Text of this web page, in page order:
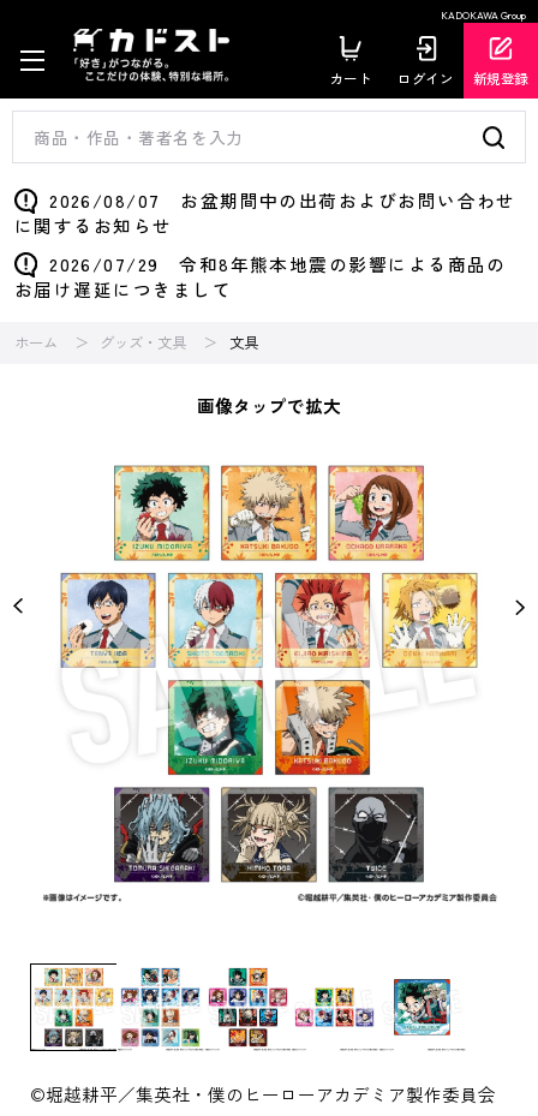
KADOKAWA Group
カート ログイン 新規登録
2026/08/07 お盆期間中の出荷およびお問い合わせ
に関するお知らせ
2026/07/29 令和8年熊本地震の影響による商品の
お届け遅延につきまして
ホーム グッズ・文具 文具
画像タップで拡大
©堀越耕平／集英社・僕のヒーローアカデミア製作委員会